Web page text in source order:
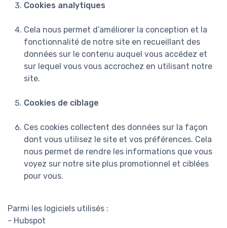
Cookies analytiques
Cela nous permet d’améliorer la conception et la
fonctionnalité de notre site en recueillant des
données sur le contenu auquel vous accédez et
sur lequel vous vous accrochez en utilisant notre
site.
Cookies de ciblage
Ces cookies collectent des données sur la façon
dont vous utilisez le site et vos préférences. Cela
nous permet de rendre les informations que vous
voyez sur notre site plus promotionnel et ciblées
pour vous.
Parmi les logiciels utilisés :
- Hubspot